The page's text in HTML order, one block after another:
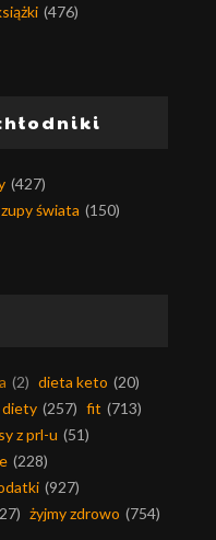
(476)
(427)
zupy świata (150)
(2) dieta keto (20)
diety (257) fit (713)
z prl-u (51)
(228)
(927)
żyjmy zdrowo (754)